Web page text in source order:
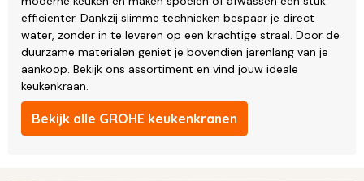
efficiënter. Dankzij slimme technieken bespaar je direct
water, zonder in te leveren op een krachtige straal. Door de
duurzame materialen geniet je bovendien jarenlang van je
aankoop. Bekijk ons assortiment en vind jouw ideale
keukenkraan.
Bekijk alle GROHE keukenkranen